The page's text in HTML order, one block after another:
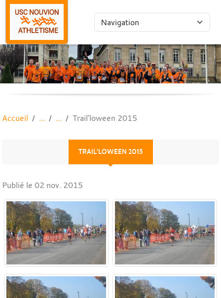
Accueil Trail'loween 2015
TRAIL'LOWEEN 2015
Publié le 02 nov. 2015
Panneau de gestion des cookies